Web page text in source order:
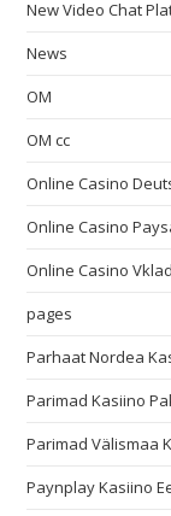
New Video Chat
News
OM
OM cc
Online Casino
Online Casino
Online Casino
pages
Parhaat Nordea
Parimad Kasiino
Parimad Välismaa
Paynplay Kasiino